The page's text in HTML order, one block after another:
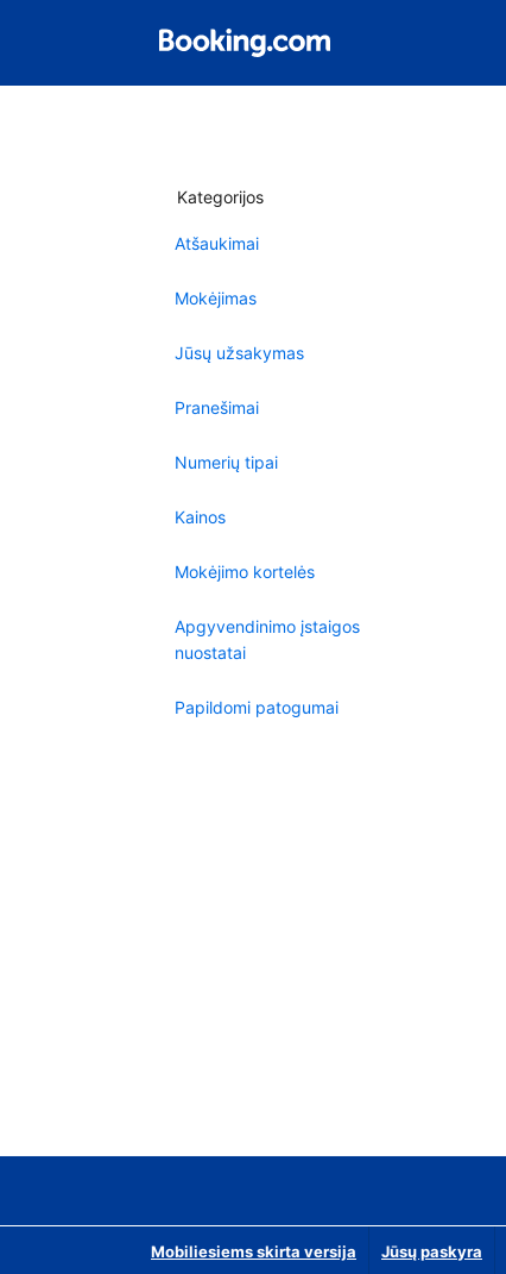
Kategorijos
Atšaukimai
Mokėjimas
Jūsų užsakymas
Pranešimai
Numerių tipai
Kainos
Mokėjimo kortelės
Apgyvendinimo įstaigos
nuostatai
Papildomi patogumai
Mobiliesiems skirta versija Jūsų paskyra